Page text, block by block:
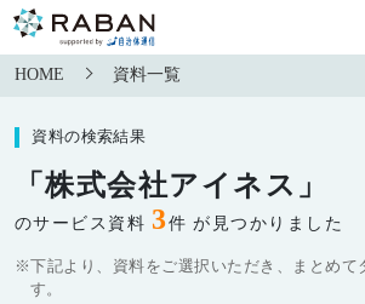
HOME 資料一覧
資料の検索結果
「株式会社アイネス」
のサービス資料 3件 が見つかりました
※下記より、資料をご選択いただき、まとめて
す。